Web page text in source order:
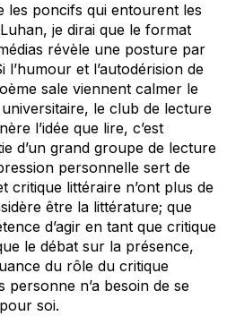
les poncifs qui entourent les
je dirai que le format
révèle une posture par
et l’autodérision de
sale viennent calmer le
le club de lecture
l’idée que lire, c’est
d’un grand groupe de lecture
personnelle sert de
critique littéraire n’ont plus de
être la littérature; que
d’agir en tant que critique
le débat sur la présence,
du rôle du critique
personne n’a besoin de se
soi.